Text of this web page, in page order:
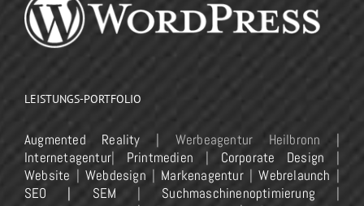
LEISTUNGS-PORTFOLIO
Augmented Reality | Werbeagentur Heilbronn |
Internetagentur| Printmedien | Corporate Design |
Website | Webdesign | Markenagentur|Webrelaunch |
SEO | SEM | Suchmaschinenoptimierung |